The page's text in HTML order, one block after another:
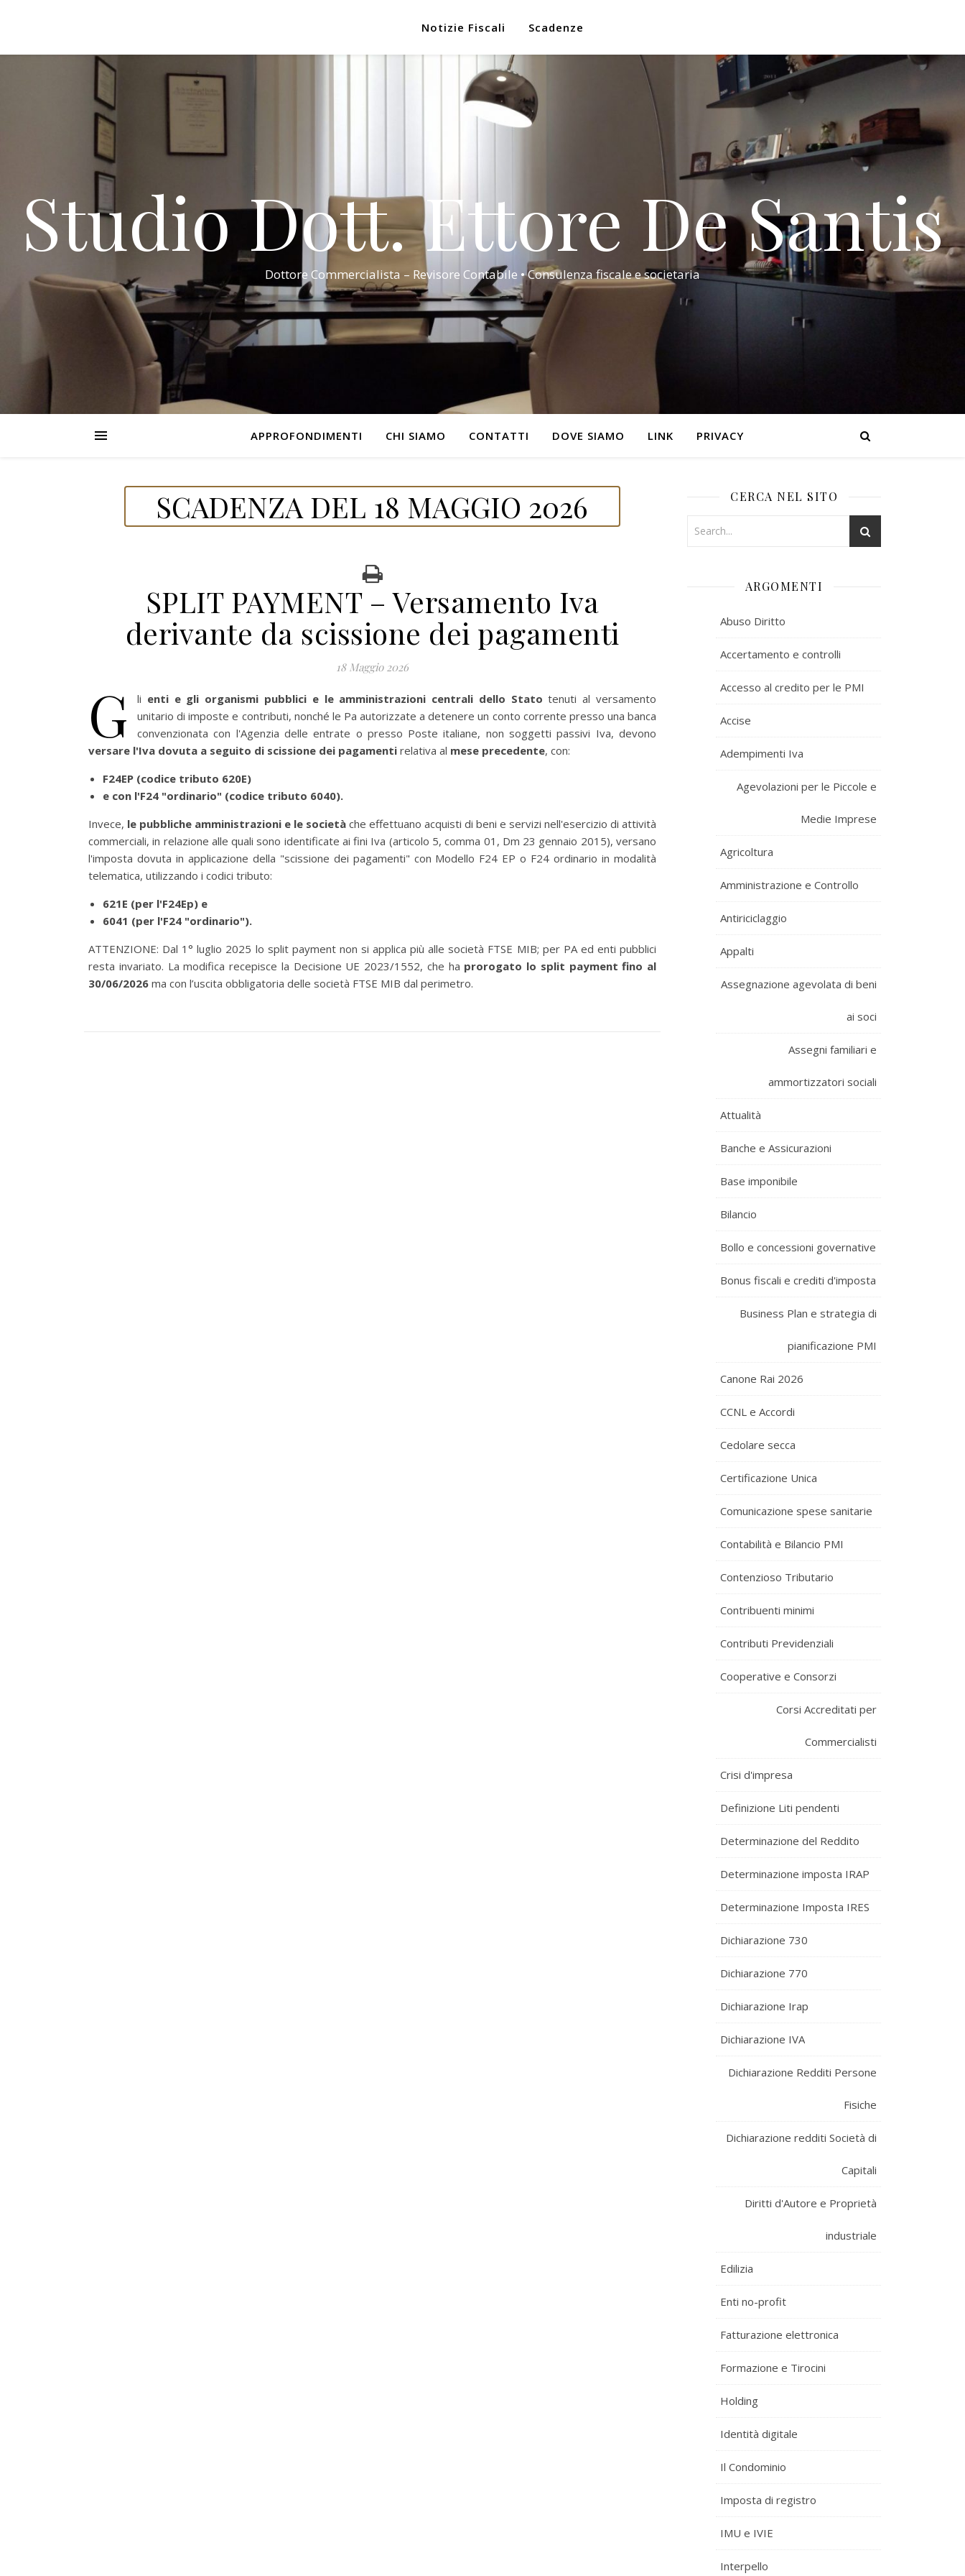
Notizie Fiscali Scadenze
Studio Dott. Ettore De Santis
Dottore Commercialista – Revisore Contabile • Consulenza fiscale e societaria
APPROFONDIMENTI CHI SIAMO CONTATTI DOVE SIAMO LINK PRIVACY
SCADENZA DEL 18 MAGGIO 2026
SPLIT PAYMENT – Versamento Iva
derivante da scissione dei pagamenti
18 Maggio 2026
G li enti e gli organismi pubblici e le amministrazioni centrali dello Stato tenuti al versamento
unitario di imposte e contributi, nonché le Pa autorizzate a detenere un conto corrente presso una banca
convenzionata con l'Agenzia delle entrate o presso Poste italiane, non soggetti passivi Iva, devono
versare l'Iva dovuta a seguito di scissione dei pagamenti relativa al mese precedente, con:
F24EP (codice tributo 620E)
e con l'F24 "ordinario" (codice tributo 6040).
Invece, le pubbliche amministrazioni e le società che effettuano acquisti di beni e servizi nell'esercizio di attività
commerciali, in relazione alle quali sono identificate ai fini Iva (articolo 5, comma 01, Dm 23 gennaio 2015), versano
l'imposta dovuta in applicazione della "scissione dei pagamenti" con Modello F24 EP o F24 ordinario in modalità
telematica, utilizzando i codici tributo:
621E (per l'F24Ep) e
6041 (per l'F24 "ordinario").
ATTENZIONE: Dal 1° luglio 2025 lo split payment non si applica più alle società FTSE MIB; per PA ed enti pubblici
resta invariato. La modifica recepisce la Decisione UE 2023/1552, che ha prorogato lo split payment fino al
30/06/2026 ma con l’uscita obbligatoria delle società FTSE MIB dal perimetro.
CERCA NEL SITO
ARGOMENTI
Abuso Diritto
Accertamento e controlli
Accesso al credito per le PMI
Accise
Adempimenti Iva
Agevolazioni per le Piccole e
Medie Imprese
Agricoltura
Amministrazione e Controllo
Antiriciclaggio
Appalti
Assegnazione agevolata di beni
ai soci
Assegni familiari e
ammortizzatori sociali
Attualità
Banche e Assicurazioni
Base imponibile
Bilancio
Bollo e concessioni governative
Bonus fiscali e crediti d'imposta
Business Plan e strategia di
pianificazione PMI
Canone Rai 2026
CCNL e Accordi
Cedolare secca
Certificazione Unica
Comunicazione spese sanitarie
Contabilità e Bilancio PMI
Contenzioso Tributario
Contribuenti minimi
Contributi Previdenziali
Cooperative e Consorzi
Corsi Accreditati per
Commercialisti
Crisi d'impresa
Definizione Liti pendenti
Determinazione del Reddito
Determinazione imposta IRAP
Determinazione Imposta IRES
Dichiarazione 730
Dichiarazione 770
Dichiarazione Irap
Dichiarazione IVA
Dichiarazione Redditi Persone
Fisiche
Dichiarazione redditi Società di
Capitali
Diritti d'Autore e Proprietà
industriale
Edilizia
Enti no-profit
Fatturazione elettronica
Formazione e Tirocini
Holding
Identità digitale
Il Condominio
Imposta di registro
IMU e IVIE
Interpello